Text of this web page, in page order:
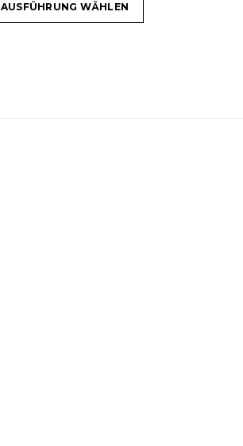
AUSFÜHRUNG WÄHLEN